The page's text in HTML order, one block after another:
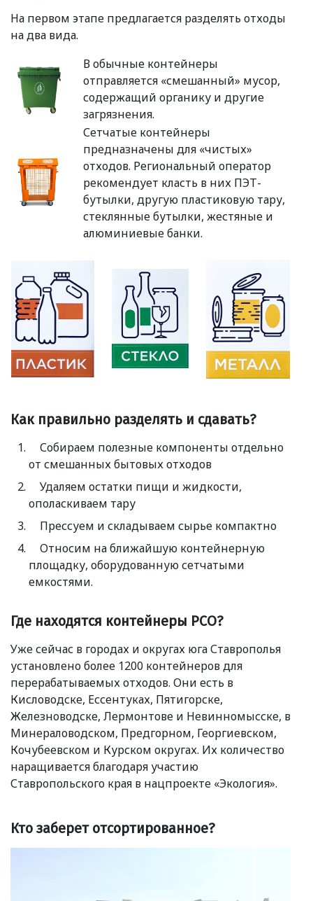
На первом этапе предлагается разделять отходы
на два вида.
В обычные контейнеры
отправляется «смешанный» мусор,
содержащий органику и другие
загрязнения.
Сетчатые контейнеры
предназначены для «чистых»
отходов. Региональный оператор
рекомендует класть в них ПЭТ-
бутылки, другую пластиковую тару,
стеклянные бутылки, жестяные и
алюминиевые банки.
Как правильно разделять и сдавать?
Собираем полезные компоненты отдельно
от смешанных бытовых отходов
Удаляем остатки пищи и жидкости,
ополаскиваем тару
Прессуем и складываем сырье компактно
Относим на ближайшую контейнерную
площадку, оборудованную сетчатыми
емкостями.
Где находятся контейнеры РСО?
Уже сейчас в городах и округах юга Ставрополья
установлено более 1200 контейнеров для
перерабатываемых отходов. Они есть в
Кисловодске, Ессентуках, Пятигорске,
Железноводске, Лермонтове и Невинномысске, в
Минераловодском, Предгорном, Георгиевском,
Кочубеевском и Курском округах. Их количество
наращивается благодаря участию
Ставропольского края в нацпроекте «Экология».
Кто заберет отсортированное?